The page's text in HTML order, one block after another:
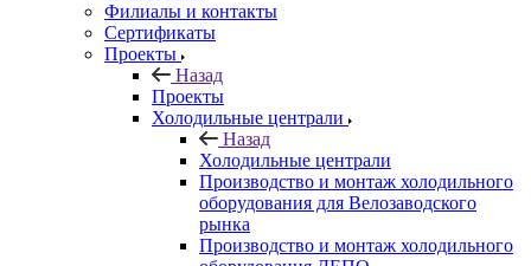
Филиалы и контакты
Сертификаты
Проекты
Назад
Проекты
Холодильные централи
Назад
Холодильные централи
Производство и монтаж холодильного
оборудования для Велозаводского
рынка
Производство и монтаж холодильного